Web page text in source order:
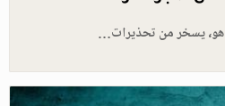
يسخر من تحذيرات…